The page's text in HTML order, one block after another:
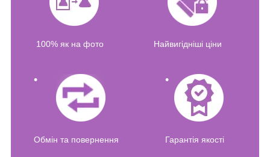
100% як на фото Найвигідніші ціни
Обмін та повернення Гарантія якості